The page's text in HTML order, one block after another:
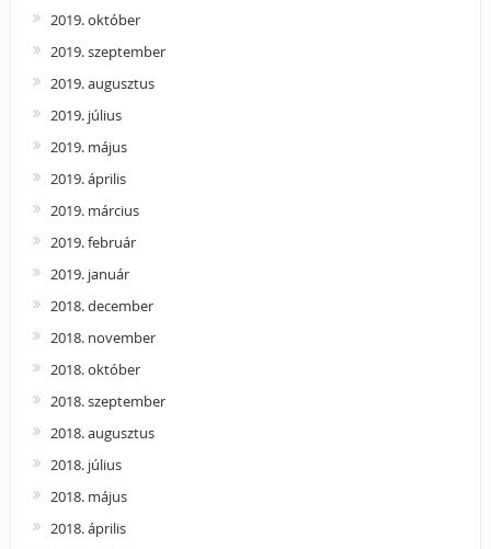
2019. október
2019. szeptember
2019. augusztus
2019. július
2019. május
2019. április
2019. március
2019. február
2019. január
2018. december
2018. november
2018. október
2018. szeptember
2018. augusztus
2018. július
2018. május
2018. április